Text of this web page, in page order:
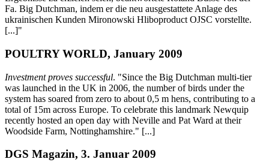
Fa. Big Dutchman, indem er die neu ausgestattete Anlage des
ukrainischen Kunden Mironowski Hliboproduct OJSC vorstellte.
[...]"
POULTRY WORLD, January 2009
Investment proves successful. "Since the Big Dutchman multi-tier
was launched in the UK in 2006, the number of birds under the
system has soared from zero to about 0,5 m hens, contributing to a
total of 15m across Europe. To celebrate this landmark Newquip
recently hosted an open day with Neville and Pat Ward at their
Woodside Farm, Nottinghamshire." [...]
DGS Magazin, 3. Januar 2009